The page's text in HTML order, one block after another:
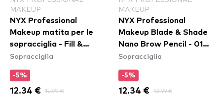
MAKEUP
NYX Professional
Makeup matita per le
sopracciglia - Fill &
Fluff Eyebrow Pomade
(FFEP01)
Sopracciglia
-5%
12.34 € 12.99 €
MAKEUP
NYX Professional
Makeup Blade & Shade
Nano Brow Pencil - 01
Ash Blonde
Sopracciglia
-5%
12.34 € 12.99 €